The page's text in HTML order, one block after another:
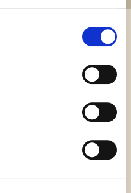
CHOCO